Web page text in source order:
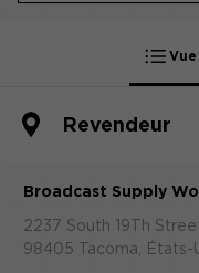
Revendeur
Broadcast Supply
2237 South 19Th
98405 Tacoma, États-